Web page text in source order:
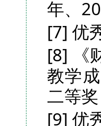
年、
[7] 优
[8] 《
教学
二等奖
[9] 优